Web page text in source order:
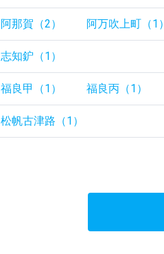
阿那賀（2） 阿万吹上町（1）
志知鈩（1）
福良甲（1） 福良丙（1）
松帆古津路（1）